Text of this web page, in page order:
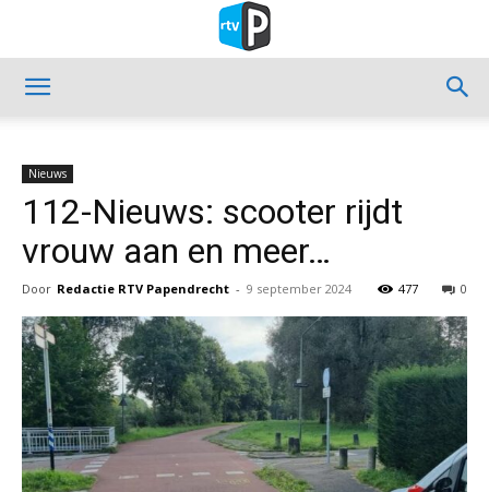
Nieuws
112-Nieuws: scooter rijdt
vrouw aan en meer…
Door Redactie RTV Papendrecht - 9 september 2024 0
477